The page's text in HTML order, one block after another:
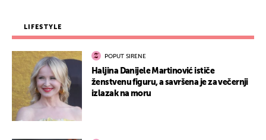
LIFESTYLE
POPUT SIRENE
Haljina Danijele Martinović ističe
ženstvenu figuru, a savršena je za večernji
izlazak na moru